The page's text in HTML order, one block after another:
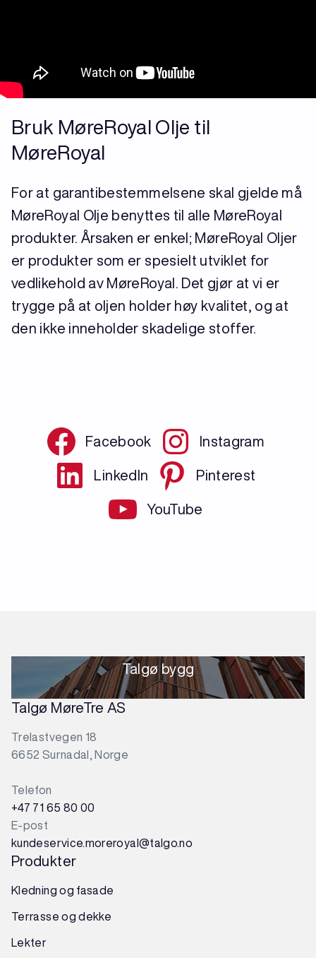
Bruk MøreRoyal Olje til
MøreRoyal
For at garantibestemmelsene skal gjelde må
MøreRoyal Olje benyttes til alle MøreRoyal
produkter. Årsaken er enkel; MøreRoyal Oljer
er produkter som er spesielt utviklet for
vedlikehold av MøreRoyal. Det gjør at vi er
trygge på at oljen holder høy kvalitet, og at
den ikke inneholder skadelige stoffer.
Facebook Instagram
LinkedIn Pinterest
YouTube
Talgø bygg
Talgø MøreTre AS
Trelastvegen 18
6652 Surnadal, Norge
Telefon
+47 71 65 80 00
E-post
kundeservice.moreroyal@talgo.no
Produkter
Kledning og fasade
Terrasse og dekke
Lekter